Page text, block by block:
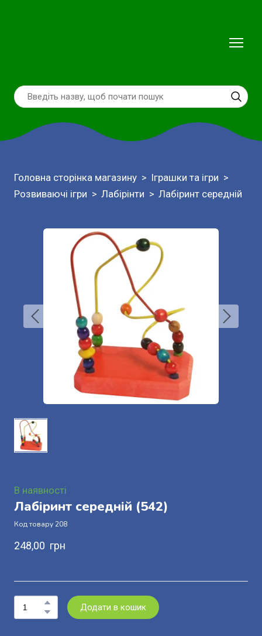
Головна сторінка магазину
Іграшки та ігри
Розвиваючі ігри
Лабірінти Лабіринт середній
В наявності
Лабіринт середній (542)
Код товару 208
248,00  грн
Додати в кошик